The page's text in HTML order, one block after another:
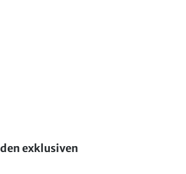
exklusiven